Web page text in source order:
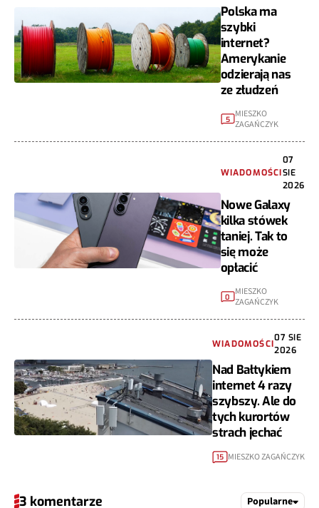
Polska ma
szybki
internet?
Amerykanie
odzierają nas
ze złudzeń
5
MIESZKO
ZAGAŃCZYK
WIADOMOŚCI
07
SIE
2026
Nowe Galaxy
kilka stówek
taniej. Tak to
się może
opłacić
0
MIESZKO
ZAGAŃCZYK
WIADOMOŚCI
07 SIE
2026
Nad Bałtykiem
internet 4 razy
szybszy. Ale do
tych kurortów
strach jechać
15 MIESZKO ZAGAŃCZYK
3 komentarze Popularne